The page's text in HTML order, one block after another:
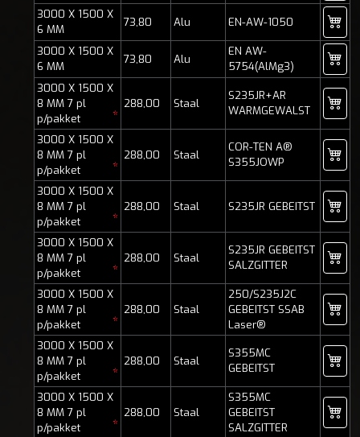
3000 X 1500 X
6 MM
73,80 Alu EN-AW-1050
3000 X 1500 X
6 MM
73,80 Alu
EN AW-
5754(AlMg3)
3000 X 1500 X
8 MM 7 pl
p/pakket
*
288,00 Staal
S235JR+AR
WARMGEWALST
3000 X 1500 X
8 MM 7 pl
p/pakket
*
288,00 Staal
COR-TEN A®
S355JOWP
3000 X 1500 X
8 MM 7 pl
p/pakket
*
288,00 Staal S235JR GEBEITST
3000 X 1500 X
8 MM 7 pl
p/pakket
*
288,00 Staal
S235JR GEBEITST
SALZGITTER
3000 X 1500 X
8 MM 7 pl
p/pakket
*
288,00 Staal
250/S235J2C
GEBEITST SSAB
Laser®
3000 X 1500 X
8 MM 7 pl
p/pakket
*
288,00 Staal
S355MC
GEBEITST
3000 X 1500 X
8 MM 7 pl
p/pakket
*
288,00 Staal
S355MC
GEBEITST
SALZGITTER